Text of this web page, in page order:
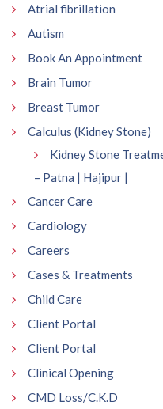
Atrial fibrillation
Autism
Book An Appointment
Brain Tumor
Breast Tumor
Calculus (Kidney Stone)
Kidney Stone
– Patna | Hajipur |
Cancer Care
Cardiology
Careers
Cases & Treatments
Child Care
Client Portal
Client Portal
Clinical Opening
CMD Loss/C.K.D